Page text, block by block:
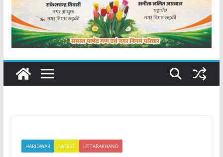
HARIDWAR LATEST UTTARAKHAND